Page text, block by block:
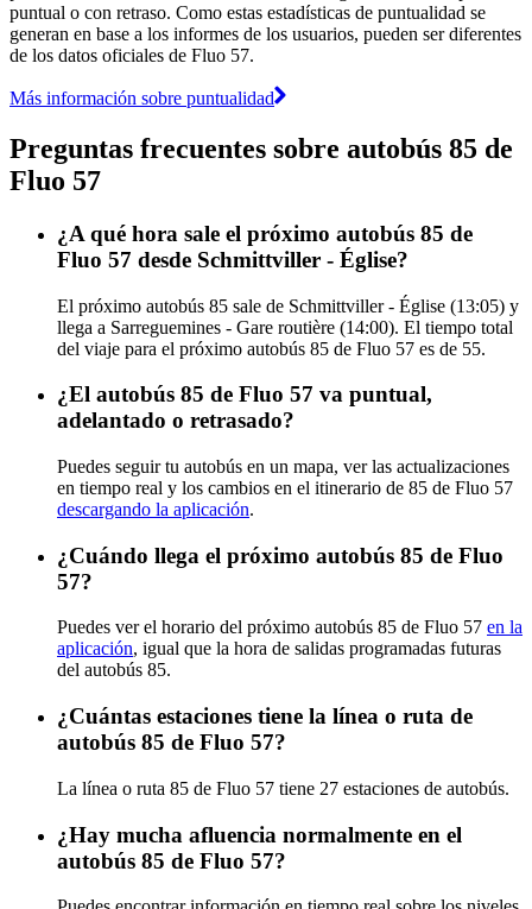
puntual o con retraso. Como estas estadísticas de puntualidad se
generan en base a los informes de los usuarios, pueden ser diferentes
de los datos oficiales de Fluo 57.
Más información sobre puntualidad
Preguntas frecuentes sobre autobús 85 de
Fluo 57
¿A qué hora sale el próximo autobús 85 de
Fluo 57 desde Schmittviller - Église?
El próximo autobús 85 sale de Schmittviller - Église (13:05) y
llega a Sarreguemines - Gare routière (14:00). El tiempo total
del viaje para el próximo autobús 85 de Fluo 57 es de 55.
¿El autobús 85 de Fluo 57 va puntual,
adelantado o retrasado?
Puedes seguir tu autobús en un mapa, ver las actualizaciones
en tiempo real y los cambios en el itinerario de 85 de Fluo 57
descargando la aplicación.
¿Cuándo llega el próximo autobús 85 de Fluo
57?
Puedes ver el horario del próximo autobús 85 de Fluo 57 en la
aplicación, igual que la hora de salidas programadas futuras
del autobús 85.
¿Cuántas estaciones tiene la línea o ruta de
autobús 85 de Fluo 57?
La línea o ruta 85 de Fluo 57 tiene 27 estaciones de autobús.
¿Hay mucha afluencia normalmente en el
autobús 85 de Fluo 57?